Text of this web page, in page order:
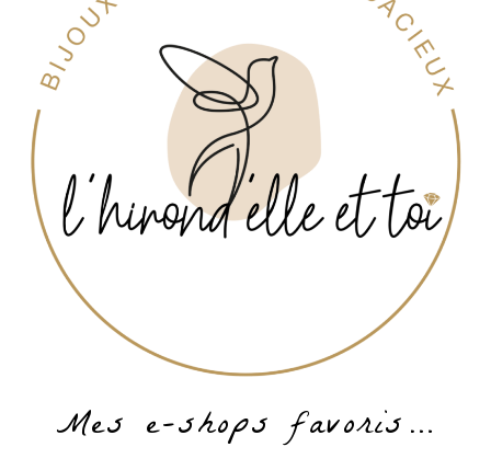
Mes e-shops favoris…